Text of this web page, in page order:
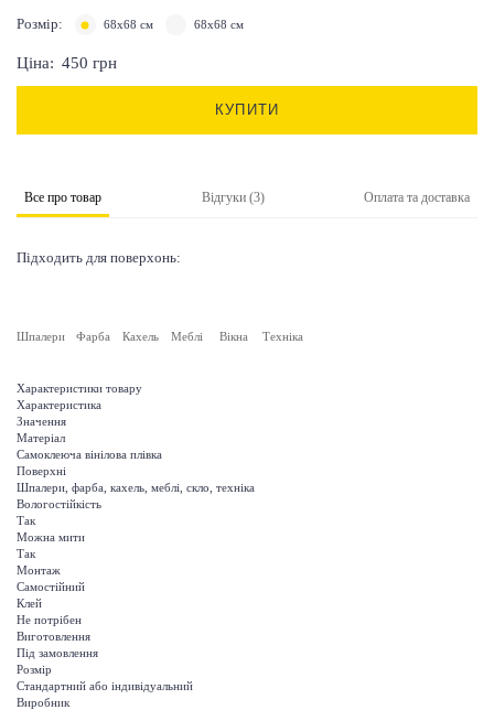
Розмір: 68х68 см 68х68 см
Ціна: 450 грн
КУПИТИ
Все про товар Відгуки (3) Оплата та доставка
Підходить для поверхонь:
Шпалери Фарба Кахель Меблі Вікна Техніка
Характеристики товару
Характеристика
Значення
Матеріал
Самоклеюча вінілова плівка
Поверхні
Шпалери, фарба, кахель, меблі, скло, техніка
Вологостійкість
Так
Можна мити
Так
Монтаж
Самостійний
Клей
Не потрібен
Виготовлення
Під замовлення
Розмір
Стандартний або індивідуальний
Виробник